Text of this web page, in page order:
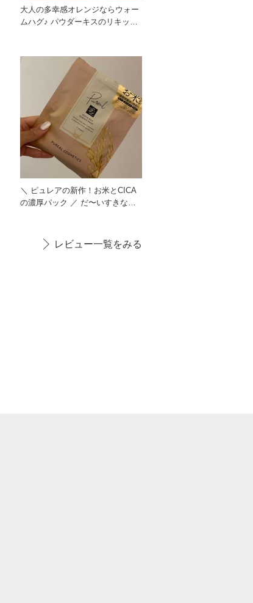
大人の多幸感オレンジならウォー
ムハグ♪ パウダーキスのリキッド
＼ ピュレアの新作！お米とCICA
の濃厚パック ／ だ〜いすきなピ
レビュー一覧をみる